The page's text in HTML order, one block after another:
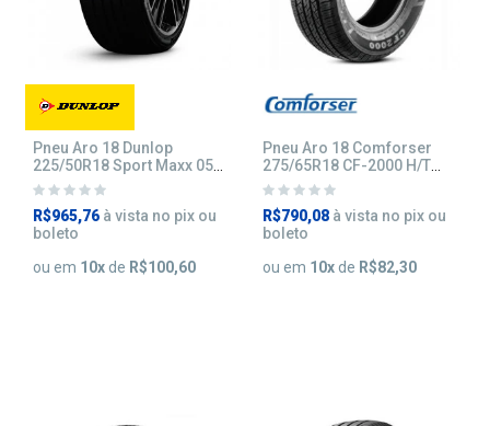
Pneu Aro 18 Dunlop
225/50R18 Sport Maxx 050
95W
R$965,76 à vista no pix ou
boleto
ou em 10x de R$100,60
Pneu Aro 18 Comforser
275/65R18 CF-2000 H/T
116H
R$790,08 à vista no pix ou
boleto
ou em 10xde R$82,30